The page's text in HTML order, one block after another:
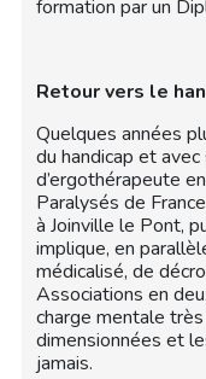
formation par un
Retour vers le
Quelques années
du handicap et
d’ergothérapeute
Paralysés de
à Joinville le Pont,
implique, en
médicalisé, de
Associations en
charge mentale
dimensionnées et
jamais.